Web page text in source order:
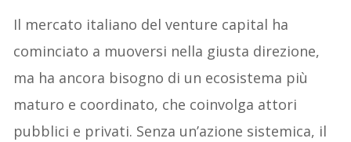
Il mercato italiano del venture capital ha
cominciato a muoversi nella giusta direzione,
ma ha ancora bisogno di un ecosistema più
maturo e coordinato, che coinvolga attori
pubblici e privati. Senza un’azione sistemica, il